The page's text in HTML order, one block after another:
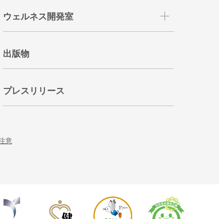
ウェルネス開発室
出版物
プレスリリース
意